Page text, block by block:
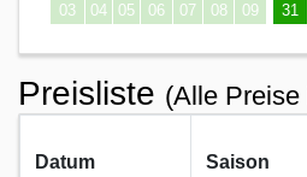
03
04 05 06 07 08 09
31
Preisliste (Alle
Datum Saison